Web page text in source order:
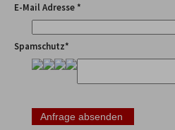
E-Mail Adresse *
Spamschutz*